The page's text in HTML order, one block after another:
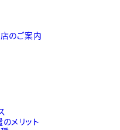
のご案内
メリット